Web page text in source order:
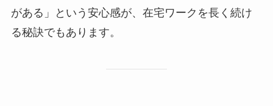
がある」という安心感が、在宅ワークを長く続け
る秘訣でもあります。